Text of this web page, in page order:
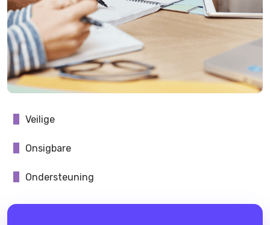
Veilige
Onsigbare
Ondersteuning